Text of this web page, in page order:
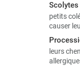
Scolytes
petits
causer
leurs